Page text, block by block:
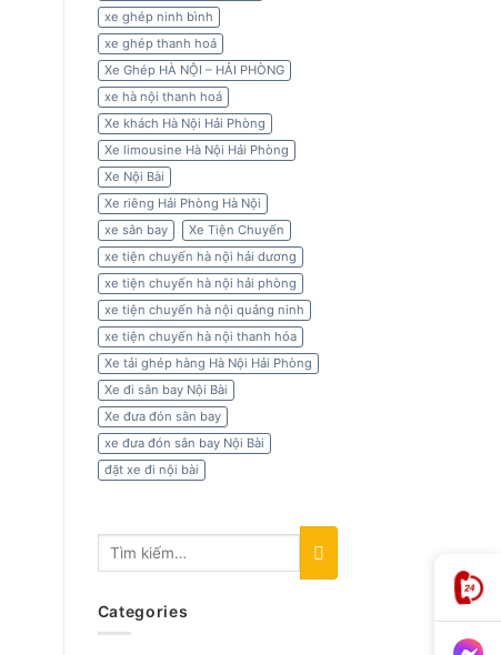
xe ghép ninh bình
xe ghép thanh hoá
Xe Ghép HÀ NỘI – HẢI PHÒNG
xe hà nội thanh hoá
Xe khách Hà Nội Hải Phòng
Xe limousine Hà Nội Hải Phòng
Xe Nội Bài
Xe riêng Hải Phòng Hà Nội
xe sân bay
Xe Tiện Chuyến
xe tiện chuyến hà nội hải dương
xe tiện chuyến hà nội hải phòng
xe tiện chuyến hà nội quảng ninh
xe tiện chuyến hà nội thanh hóa
Xe tải ghép hàng Hà Nội Hải Phòng
Xe đi sân bay Nội Bài
Xe đưa đón sân bay
xe đưa đón sân bay Nội Bài
đặt xe đi nội bài
Categories